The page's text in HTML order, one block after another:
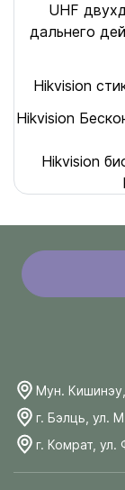
UHF
дальнего
Hikvision
Hikvision
Hikvision
Мун.
г. Бэлць, ул.
г. Комрат, ул.